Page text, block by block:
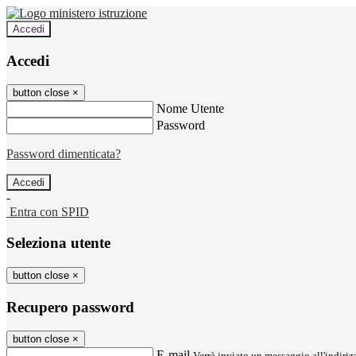
Accedi
Accedi
button close ×
Nome Utente
Password
Password dimenticata?
-
Entra con SPID
Seleziona utente
button close ×
Recupero password
button close ×